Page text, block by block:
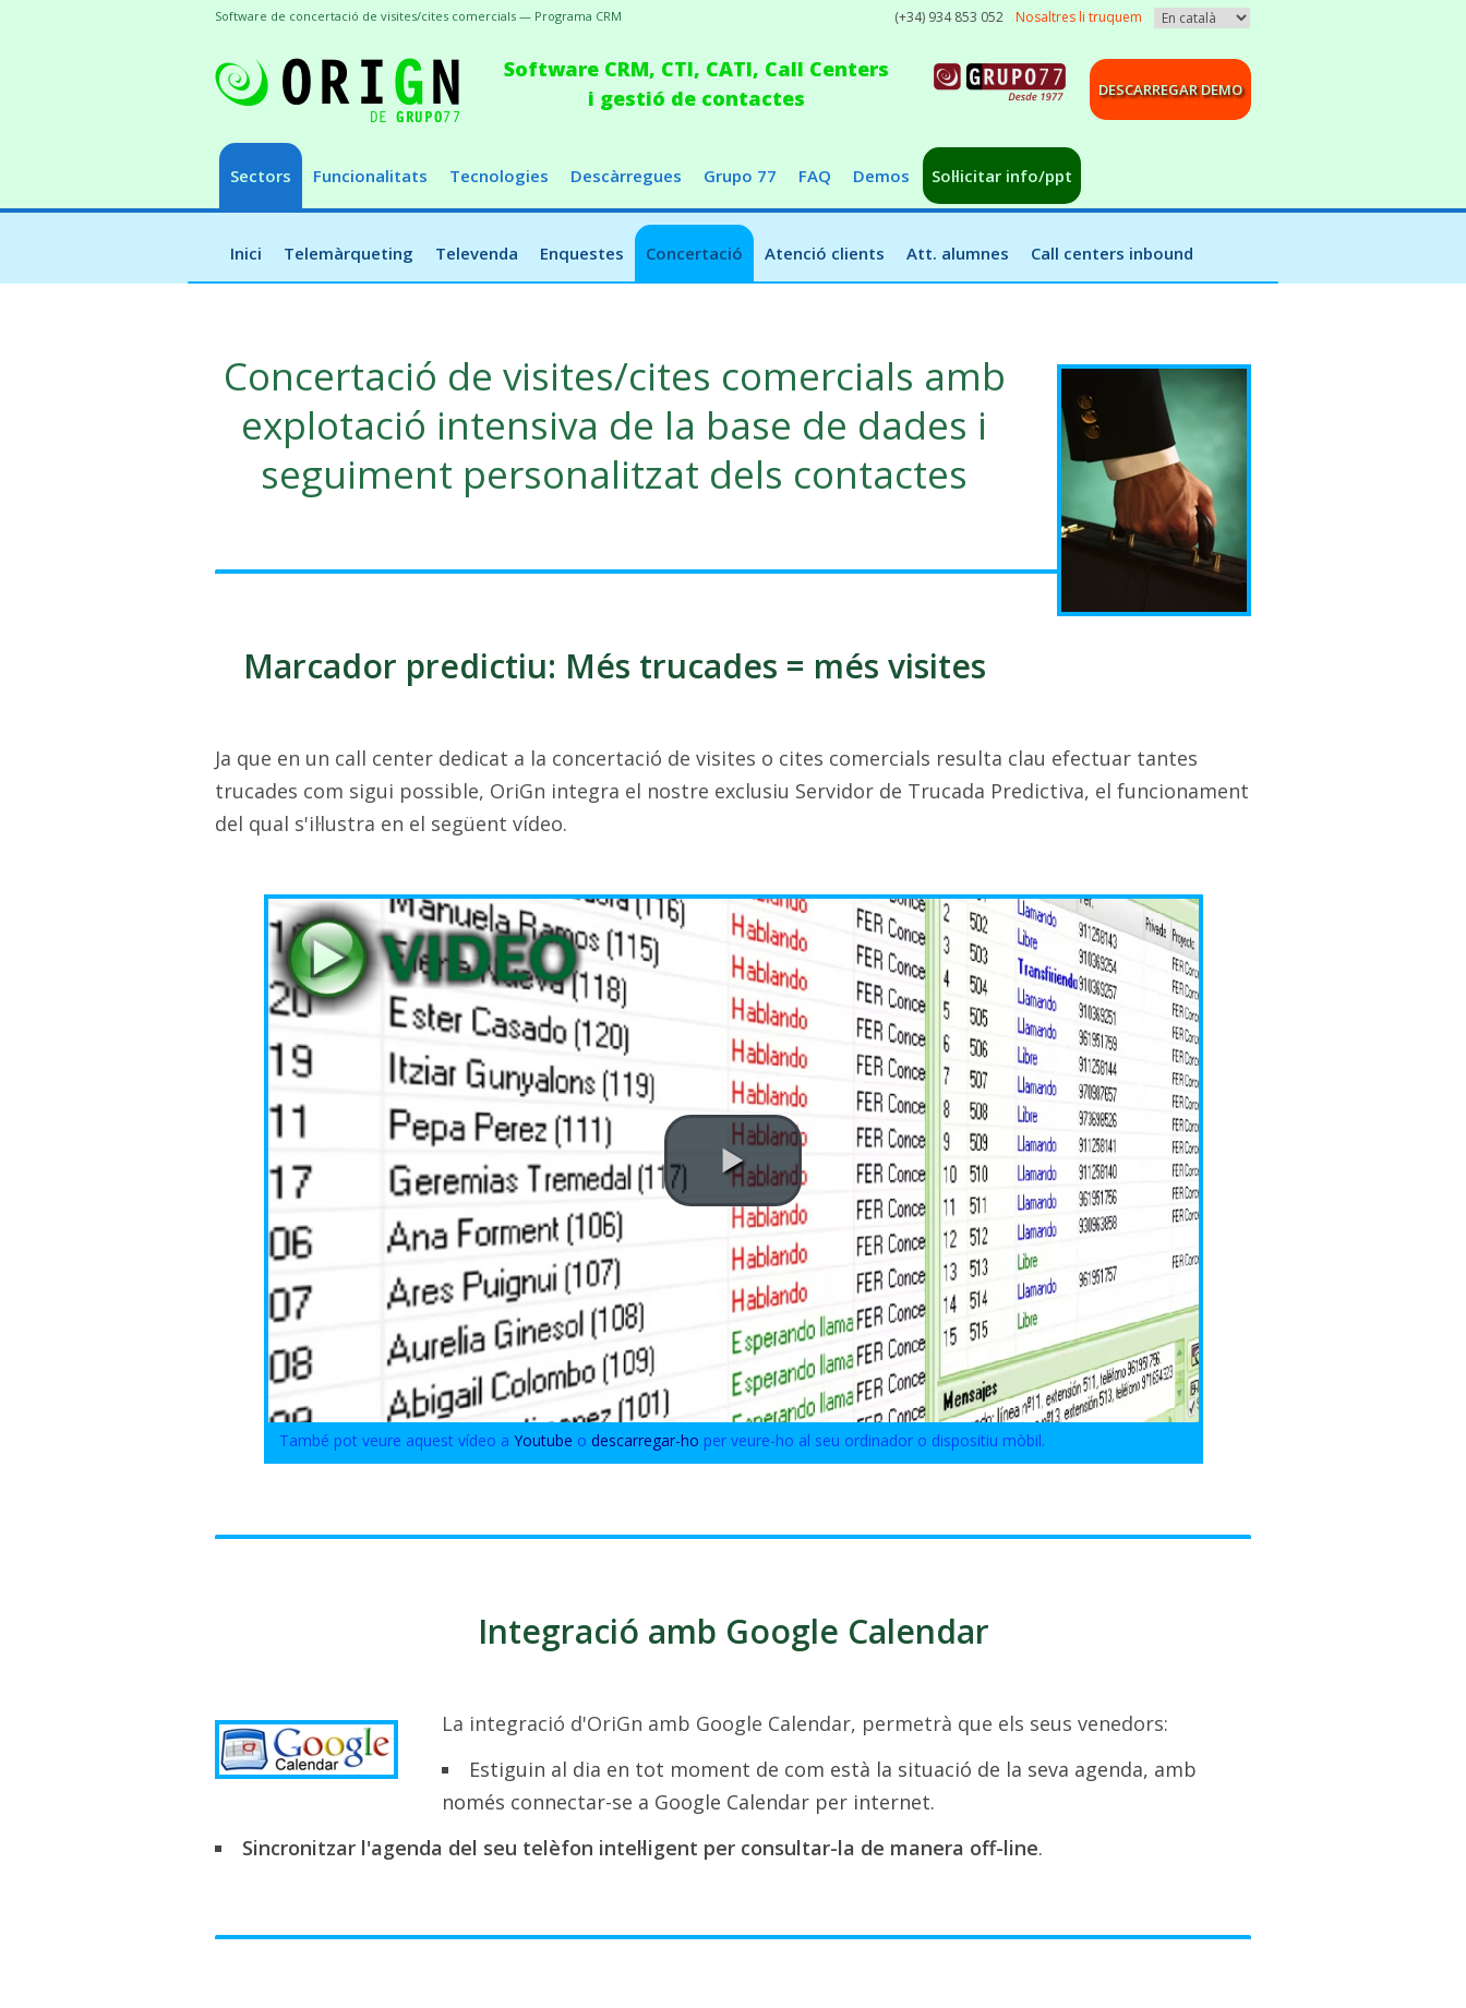
Software CRM, CTI, CATI, Call Centers
i gestió de contactes
(+34) 934 853 052 Nosaltres li truquem
DESCARREGAR DEMO
Sectors Funcionalitats Tecnologies Descàrregues Grupo 77 FAQ Demos Sol·licitar info/ppt
Inici Telemàrqueting Televenda Enquestes Concertació Atenció clients Att. alumnes Call centers inbound
Software de concertació de visites/cites comercials — Programa CRM
Concertació de visites/cites comercials amb
explotació intensiva de la base de dades i
seguiment personalitzat dels contactes
Marcador predictiu: Més trucades = més visites
Ja que en un call center dedicat a la concertació de visites o cites comercials resulta clau efectuar tantes
trucades com sigui possible, OriGn integra el nostre exclusiu Servidor de Trucada Predictiva, el funcionament
del qual s'il·lustra en el següent vídeo.
També pot veure aquest vídeo a Youtube o descarregar-ho per veure-ho al seu ordinador o dispositiu mòbil.
Integració amb Google Calendar
La integració d'OriGn amb Google Calendar, permetrà que els seus venedors:
Estiguin al dia en tot moment de com està la situació de la seva agenda, amb
només connectar-se a Google Calendar per internet.
Sincronitzar l'agenda del seu telèfon intel·ligent per consultar-la de manera off-line.